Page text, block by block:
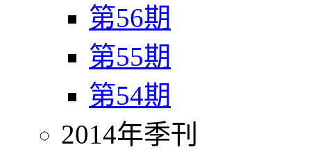
第56期
第55期
第54期
2014年季刊